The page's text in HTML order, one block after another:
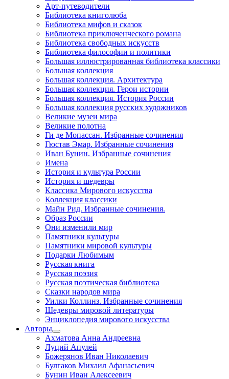
Арт-путеводители
Библиотека книголюба
Библиотека мифов и сказок
Библиотека приключенческого романа
Библиотека свободных искусств
Библиотека философии и политики
Большая иллюстрированная библиотека классики
Большая коллекция
Большая коллекция. Архитектура
Большая коллекция. Герои истории
Большая коллекция. История России
Большая коллекция русских художников
Великие музеи мира
Великие полотна
Ги де Мопассан. Избранные сочинения
Гюстав Эмар. Избранные сочинения
Иван Бунин. Избранные сочинения
Имена
История и культура России
История и шедевры
Классика Мирового искусства
Коллекция классики
Майн Рид. Избранные сочинения.
Образ России
Они изменили мир
Памятники культуры
Памятники мировой культуры
Подарки Любимым
Русская книга
Русская поэзия
Русская поэтическая библиотека
Сказки народов мира
Уилки Коллинз. Избранные сочинения
Шедевры мировой литературы
Энциклопедия мирового искусства
Авторы
Ахматова Анна Андреевна
Луций Апулей
Божерянов Иван Николаевич
Булгаков Михаил Афанасьевич
Бунин Иван Алексеевич